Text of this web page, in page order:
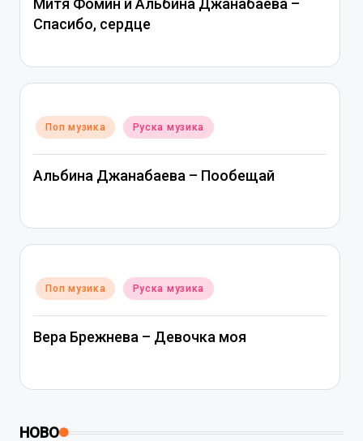
Митя Фомин и Альбина Джанабаева –
Спасибо, сердце
Posted
in
Поп музика Руска музика
Альбина Джанабаева – Пообещай
Posted
in
Поп музика Руска музика
Вера Брежнева – Девочка моя
НОВО